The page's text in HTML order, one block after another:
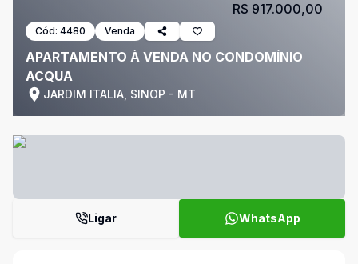
Cód: 4480 Venda
APARTAMENTO À VENDA NO CONDOMÍNIO
ACQUA
JARDIM ITALIA, SINOP - MT
R$ 917.000,00
Ligar WhatsApp